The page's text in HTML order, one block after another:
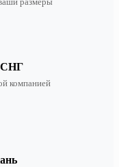
СНГ
компанией